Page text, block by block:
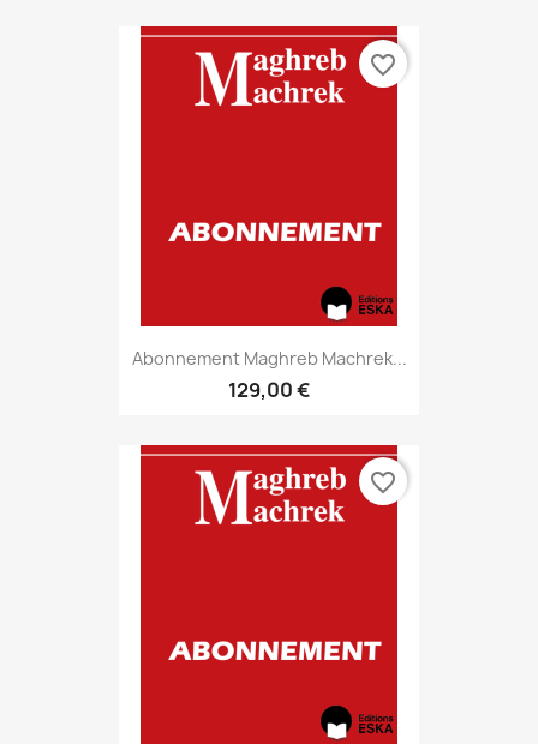
Abonnement Maghreb Machrek...
129,00 €
favorite_border
favorite_border